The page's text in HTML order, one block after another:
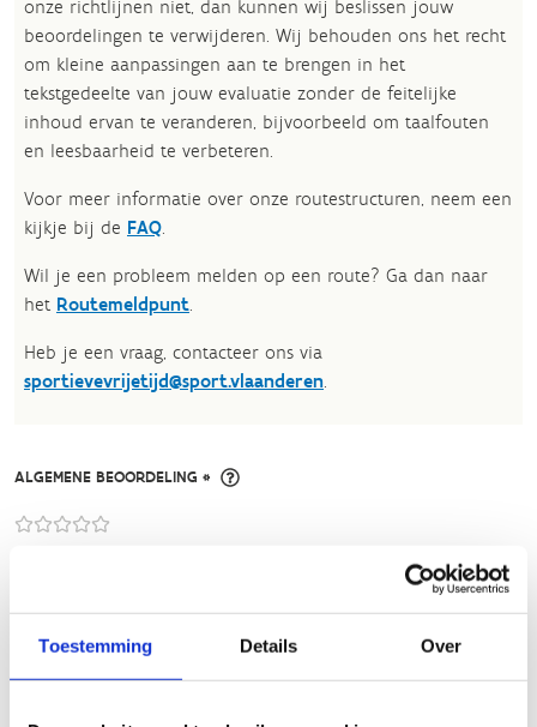
Toestemming Details Over
onze richtlijnen niet, dan kunnen wij beslissen jouw
beoordelingen te verwijderen. Wij behouden ons het recht
om kleine aanpassingen aan te brengen in het
tekstgedeelte van jouw evaluatie zonder de feitelijke
inhoud ervan te veranderen, bijvoorbeeld om taalfouten
en leesbaarheid te verbeteren.​
Voor meer informatie over onze routestructuren, neem een
kijkje bij de FAQ.
Wil je een probleem melden op een route? Ga dan naar
het Routemeldpunt.
Heb je een vraag, contacteer ons via
sportievevrijetijd@sport.vlaanderen.​
ALGEMENE BEOORDELING *
FYSIEKE INSPANNING